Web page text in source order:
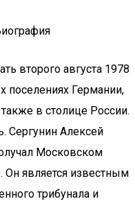
второго августа 1978
поселениях Германии,
в столице России.
Сергунин Алексей
Московском
Он является известным
трибунала и